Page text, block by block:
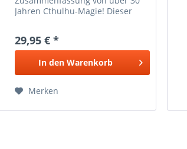
Jahren Cthulhu-Magie! Dieser
sind neu, die meisten wurden
jedoch aus den in über 30
Jahren...
29,95 € *
In den Warenkorb
Merken